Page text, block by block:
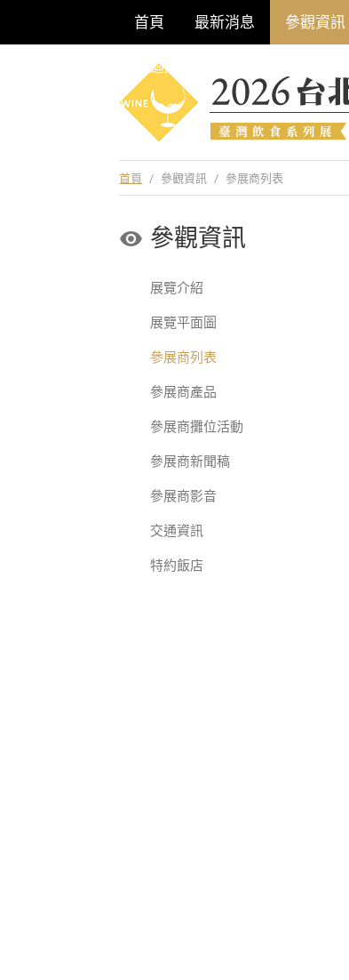
首頁 最新消息 參觀資訊
巡迴酒展系列
首頁 / 參觀資訊 / 參展商列表
參觀資訊
展覽介紹
展覽平面圖
參展商列表
參展商產品
參展商攤位活動
參展商新聞稿
參展商影音
交通資訊
特約飯店